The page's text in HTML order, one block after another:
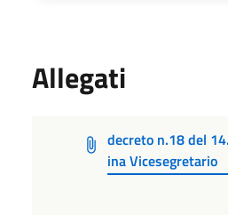
Allegati
decreto n.18 del
ina Vicesegretario